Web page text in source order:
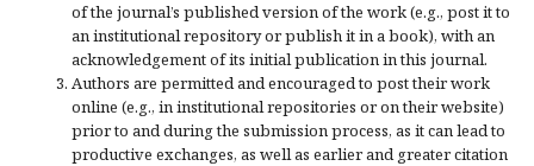
of the journal’s published version of the work (e.g., post it to
an institutional repository or publish it in a book), with an
acknowledgement of its initial publication in this journal.
Authors are permitted and encouraged to post their work
online (e.g., in institutional repositories or on their website)
prior to and during the submission process, as it can lead to
productive exchanges, as well as earlier and greater citation